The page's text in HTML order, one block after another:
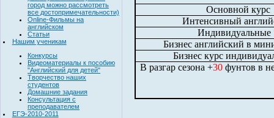
город можно рассмотреть
все достопримечательности)
Online-Фильмы на
английском
Статьи
Нашим ученикам
Конкурсы
Видеоматериалы к пособию
"Английский для детей"
Творчество наших
студентов
Домашние задания
Консультация с
преподавателем
ЕГЭ-2010-2011
Основной курс
Интенсивный
Индивидуальные
Бизнес английский в
Бизнес курс
В разгар сезона +30 фунтов в